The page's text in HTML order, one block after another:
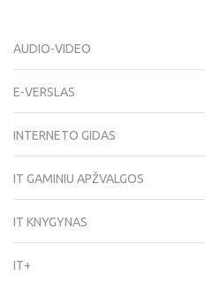
AUDIO-VIDEO
E-VERSLAS
INTERNETO GIDAS
IT GAMINIU APŽVALGOS
IT KNYGYNAS
IT+